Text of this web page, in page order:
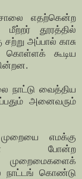
எதற்கென்ற
தூரத்தில்
அப்பால் காசு
கொள்ளக் கூடிய
நாட்டு வைத்திய
அனைவரும்
எமக்கு
போன்ற
முறைமைகளைக்
நாட்டங் கொண்டு